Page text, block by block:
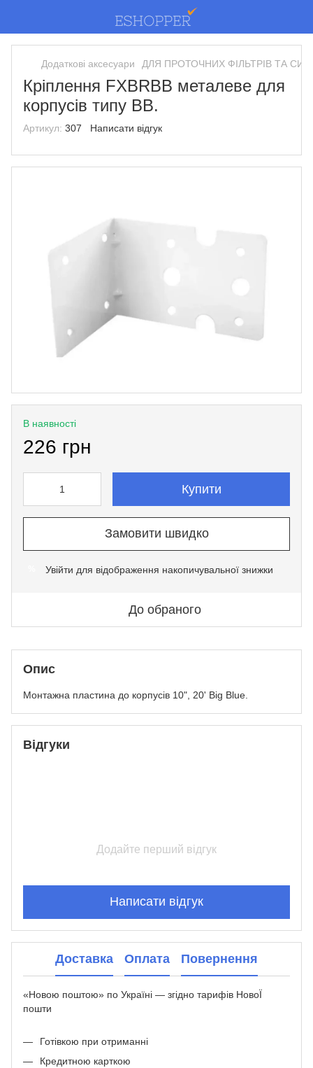
Додаткові аксесуари ДЛЯ ПРОТОЧНИХ ФІЛЬТРІВ ТА
Кріплення FXBRBB металеве для
корпусів типу ВВ.
Артикул: 307 Написати відгук
В наявності
226 грн
Купити
Замовити швидко
Увійти для відображення накопичувальної знижки
До обраного
Опис
Монтажна пластина до корпусів 10", 20' Big Blue.
Відгуки
Додайте перший відгук
Написати відгук
Доставка Оплата Повернення
«Новою поштою» по Україні — згідно тарифів НовоЇ
пошти
Готівкою при отриманні
Кредитною карткою